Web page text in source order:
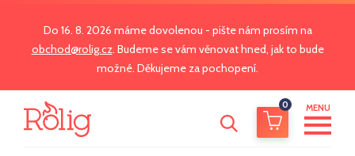
Do 16. 8. 2026 máme dovolenou - pište nám prosím na
obchod@rolig.cz. Budeme se vám věnovat hned, jak to bude
možné. Děkujeme za pochopení.
0 MENU